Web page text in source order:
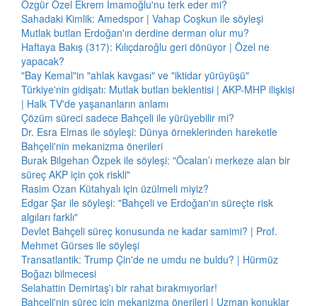
Özgür Özel Ekrem İmamoğlu'nu terk eder mi?
Sahadaki Kimlik: Amedspor | Vahap Coşkun ile söyleşi
Mutlak butlan Erdoğan'ın derdine derman olur mu?
Haftaya Bakış (317): Kılıçdaroğlu geri dönüyor | Özel ne
yapacak?
"Bay Kemal"in "ahlak kavgası" ve "iktidar yürüyüşü"
Türkiye'nin gidişatı: Mutlak butlan beklentisi | AKP-MHP ilişkisi
| Halk TV'de yaşananların anlamı
Çözüm süreci sadece Bahçeli ile yürüyebilir mi?
Dr. Esra Elmas ile söyleşi: Dünya örneklerinden hareketle
Bahçeli'nin mekanizma önerileri
Burak Bilgehan Özpek ile söyleşi: "Öcalan’ı merkeze alan bir
süreç AKP için çok riskli"
Rasim Ozan Kütahyalı için üzülmeli miyiz?
Edgar Şar ile söyleşi: "Bahçeli ve Erdoğan'ın süreçte risk
algıları farklı"
Devlet Bahçeli süreç konusunda ne kadar samimi? | Prof.
Mehmet Gürses ile söyleşi
Transatlantik: Trump Çin'de ne umdu ne buldu? | Hürmüz
Boğazı bilmecesi
Selahattin Demirtaş'ı bir rahat bırakmıyorlar!
Bahçeli'nin süreç için mekanizma önerileri | Uzman konuklar